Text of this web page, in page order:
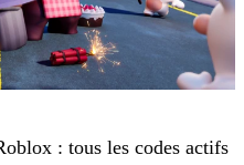
: tous les codes actifs